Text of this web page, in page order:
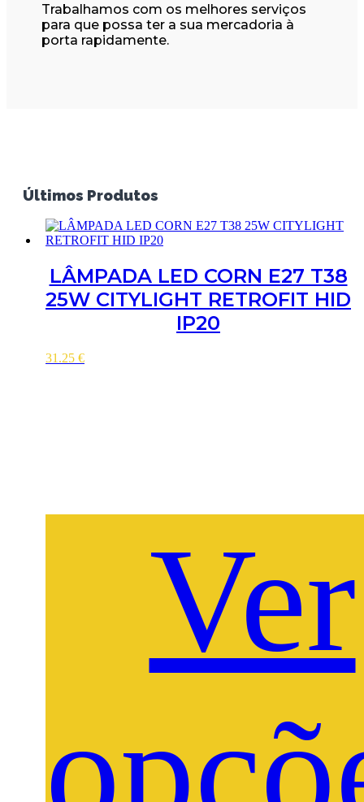
Trabalhamos com os melhores serviços
para que possa ter a sua mercadoria à
porta rapidamente.
Últimos Produtos
LÂMPADA LED CORN E27 T38
25W CITYLIGHT RETROFIT HID
IP20
31.25 €
Ver